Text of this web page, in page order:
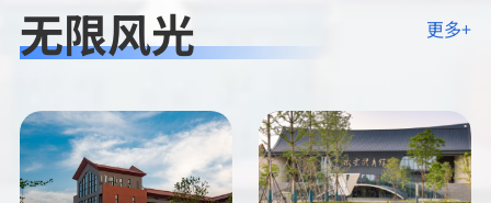
无限风光 更多+